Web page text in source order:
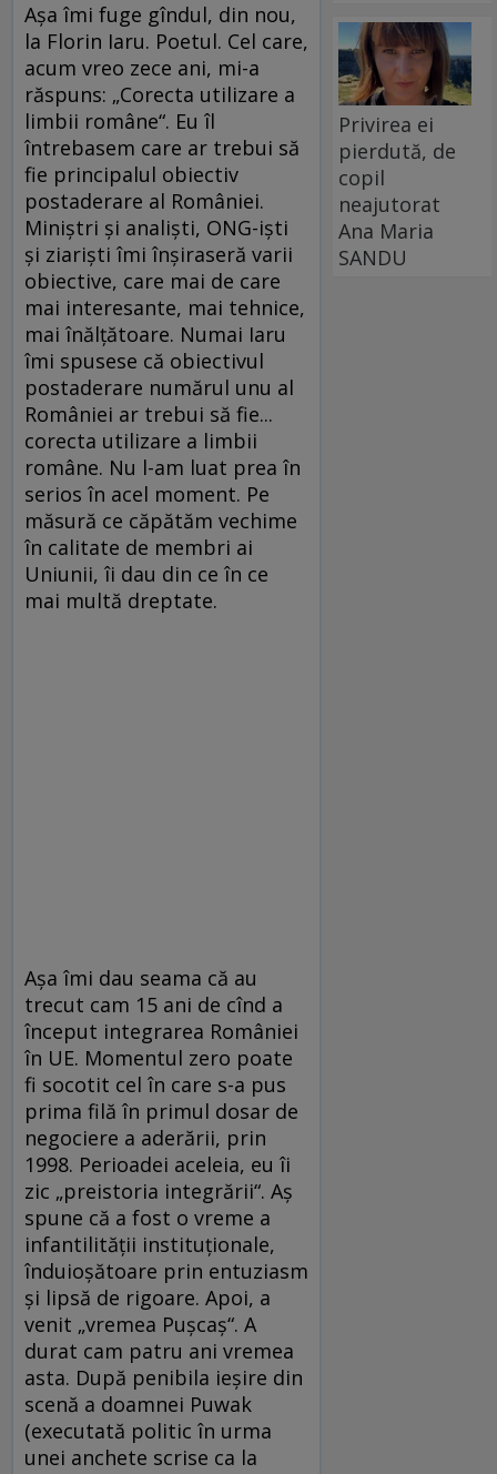
Aşa îmi fuge gîndul, din nou,
la Florin Iaru. Poetul. Cel care,
acum vreo zece ani, mi-a
răspuns: „Corecta utilizare a
limbii române“. Eu îl
întrebasem care ar trebui să
fie principalul obiectiv
postaderare al României.
Miniştri şi analişti, ONG-işti
şi ziarişti îmi înşiraseră varii
obiective, care mai de care
mai interesante, mai tehnice,
mai înălţătoare. Numai Iaru
îmi spusese că obiectivul
postaderare numărul unu al
României ar trebui să fie...
corecta utilizare a limbii
române. Nu l-am luat prea în
serios în acel moment. Pe
măsură ce căpătăm vechime
în calitate de membri ai
Uniunii, îi dau din ce în ce
mai multă dreptate.
Aşa îmi dau seama că au
trecut cam 15 ani de cînd a
început integrarea României
în UE. Momentul zero poate
fi socotit cel în care s-a pus
prima filă în primul dosar de
negociere a aderării, prin
1998. Perioadei aceleia, eu îi
zic „preistoria integrării“. Aş
spune că a fost o vreme a
infantilităţii instituţionale,
înduioşătoare prin entuziasm
şi lipsă de rigoare. Apoi, a
venit „vremea Puşcaş“. A
durat cam patru ani vremea
asta. După penibila ieşire din
scenă a doamnei Puwak
(executată politic în urma
unei anchete scrise ca la
Privirea ei
pierdută, de
copil
neajutorat
Ana Maria
SANDU